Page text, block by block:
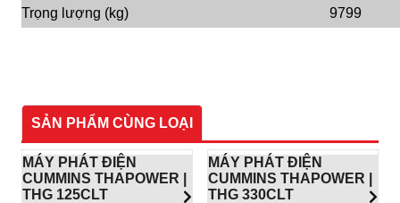
Trọng lượng (kg)
9799
SẢN PHẨM CÙNG LOẠI
MÁY PHÁT ĐIỆN
CUMMINS THAPOWER |
THG 125CLT
MÁY PHÁT ĐIỆN
CUMMINS THAPOWER |
THG 330CLT